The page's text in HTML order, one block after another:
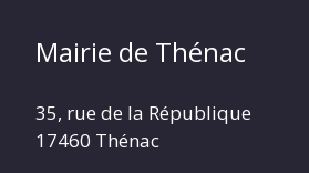
Mairie de Thénac
35, rue de la République
17460 Thénac